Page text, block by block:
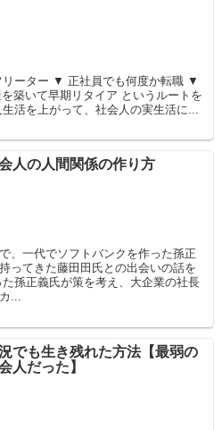
リーター ▼ 正社員でも何度か転職 ▼
築いて早期リタイア というルートを
活を上がって、社会人の実生活に...
人の人間関係の作り方
、一代でソフトバンクを作った孫正
ってきた藤田田氏との出会いの話を
孫正義氏が策を考え、大企業の社長
...
でも生き残れた方法【最弱の
人だった】